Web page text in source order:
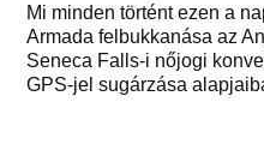
Mi minden történt ezen a
Armada felbukkanása az
Seneca Falls-i nőjogi
GPS-jel sugárzása